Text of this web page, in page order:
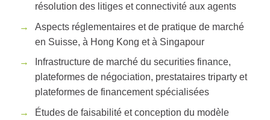
résolution des litiges et connectivité aux agents
Aspects réglementaires et de pratique de marché
en Suisse, à Hong Kong et à Singapour
Infrastructure de marché du securities finance,
plateformes de négociation, prestataires triparty et
plateformes de financement spécialisées
Études de faisabilité et conception du modèle